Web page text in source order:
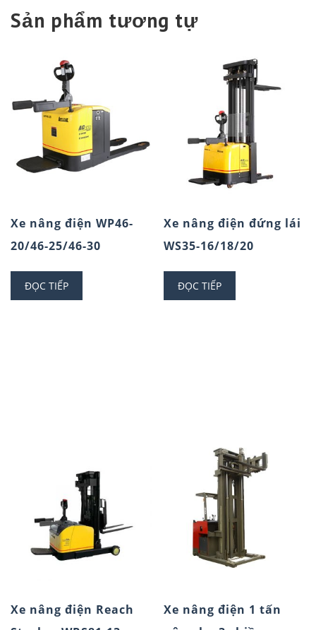
Sản phẩm tương tự
Xe nâng điện WP46-
20/46-25/46-30
ĐỌC TIẾP
Xe nâng điện đứng lái
WS35-16/18/20
ĐỌC TIẾP
Xe nâng điện Reach
Xe nâng điện 1 tấn